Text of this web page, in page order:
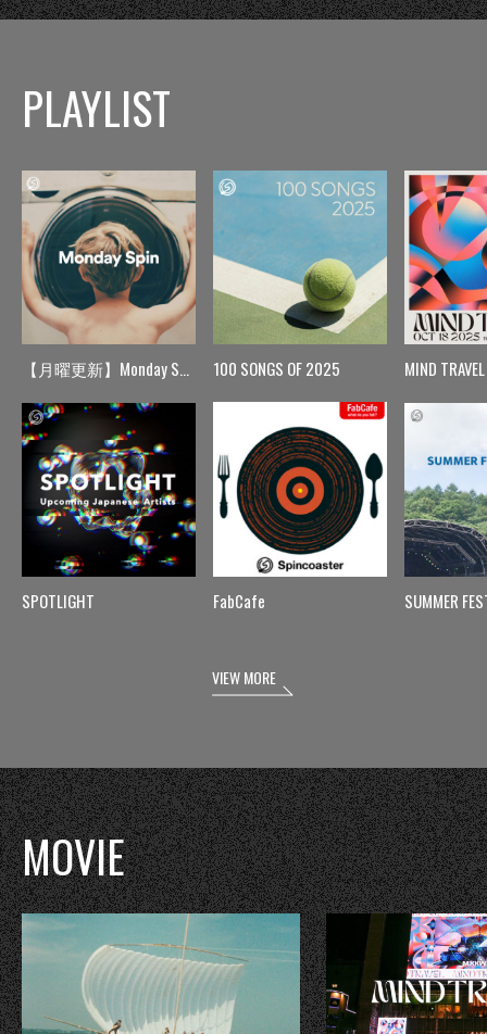
PLAYLIST
【月曜更新】Monday Spin
SPOTLIGHT
100 SONGS OF 2025
FabCafe
MIND TRAVEL
SUMMER
VIEW MORE
MOVIE